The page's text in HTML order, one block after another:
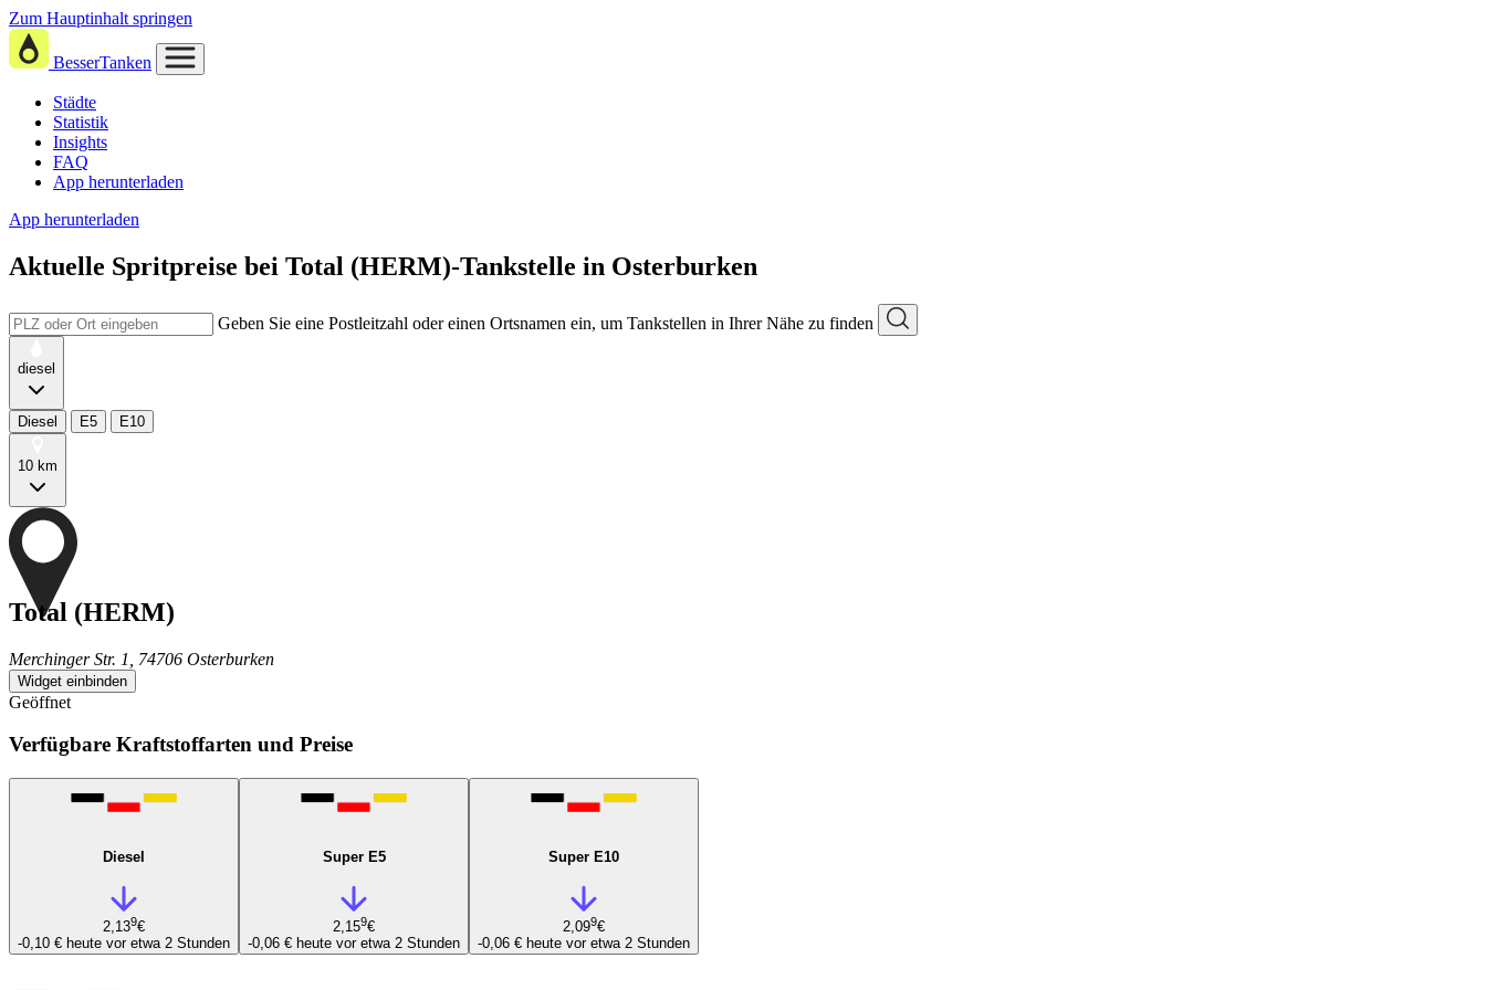
Zum Hauptinhalt springen
BesserTanken
Städte
Statistik
Insights
FAQ
App herunterladen
App herunterladen
Aktuelle Spritpreise bei Total (HERM)-Tankstelle in Osterburken
Geben Sie eine Postleitzahl oder einen Ortsnamen ein, um Tankstellen in Ihrer Nähe zu finden
diesel
Diesel E5 E10
10 km
Total (HERM)
Merchinger Str. 1, 74706 Osterburken
Widget einbinden
Geöffnet
Verfügbare Kraftstoffarten und Preise
Diesel
2,139€
-0,10 € heute vor etwa 2 Stunden
Super E5
2,159€
-0,06 € heute vor etwa 2 Stunden
Super E10
2,099€
-0,06 € heute vor etwa 2 Stunden